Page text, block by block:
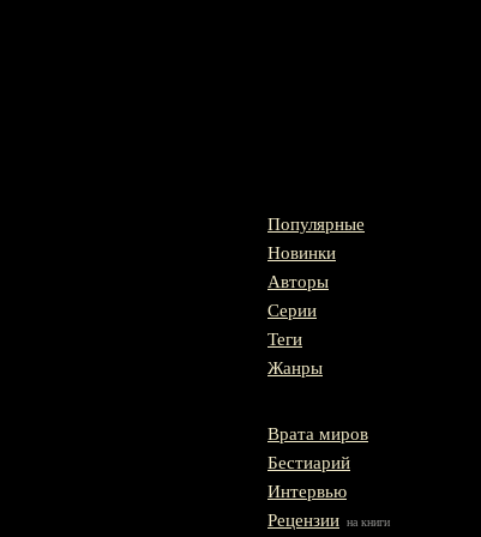
Популярные
Новинки
Авторы
Серии
Теги
Жанры
Врата миров
Бестиарий
Интервью
Рецензии на книги